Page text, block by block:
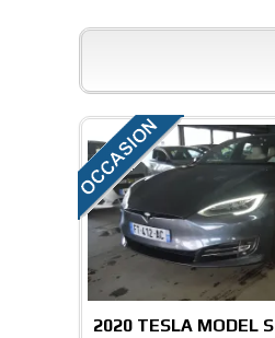
2020 TESLA MODEL S